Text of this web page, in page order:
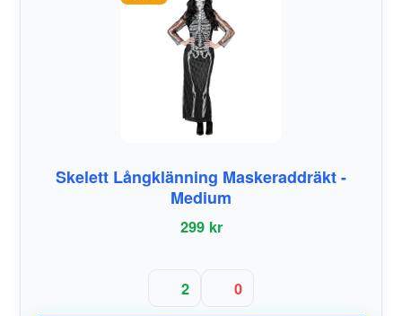
Skelett Långklänning Maskeraddräkt -
Medium
299 kr
2 0